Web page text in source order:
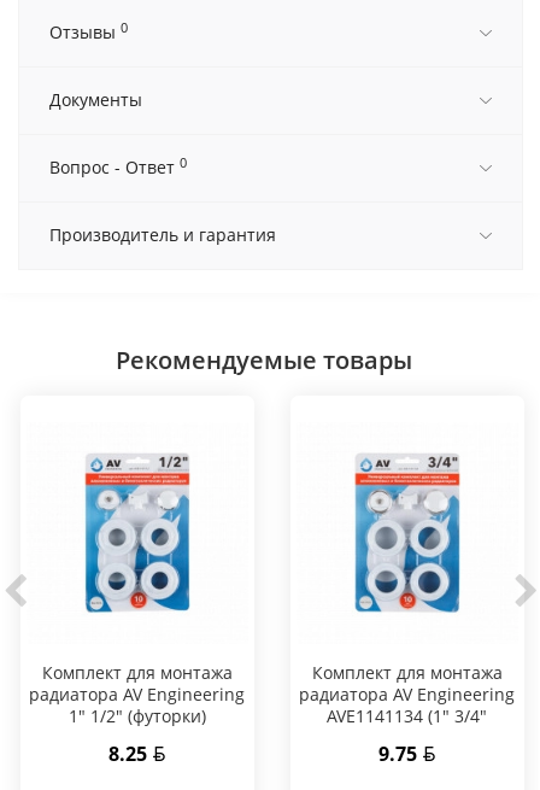
Отзывы 0
Документы
Вопрос - Ответ 0
Производитель и гарантия
Рекомендуемые товары
Комплект для монтажа
радиатора AV Engineering
1" 1/2" (футорки)
8.25
Комплект для монтажа
радиатора AV Engineering
AVE1141134 (1" 3/4"
9.75